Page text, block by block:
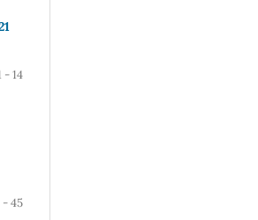
- 14
- 45